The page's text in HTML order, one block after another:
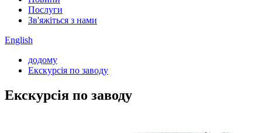
Послуги
Зв'яжіться з нами
English
додому
Екскурсія по заводу
Екскурсія по заводу